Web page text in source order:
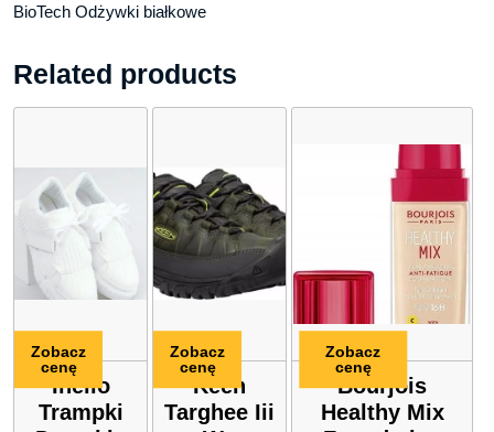
BioTech Odżywki białkowe
Related products
Inello
Trampki
Zobacz
cenę
Keen
Targhee Iii
Zobacz
cenę
Bourjois
Healthy Mix
Zobacz
cenę